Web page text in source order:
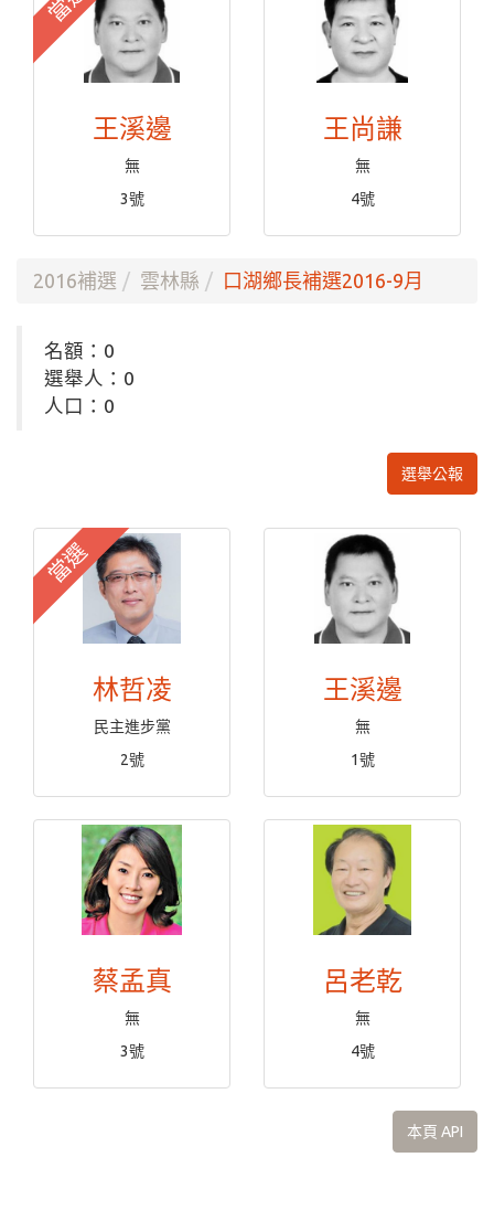
王溪邊
無
3號
王尚謙
無
4號
2016補選 雲林縣 口湖鄉長補選2016-9月
名額：0
選舉人：0
人口：0
選舉公報
當選
林哲凌
民主進步黨
2號
王溪邊
無
1號
蔡孟真
無
3號
呂老乾
無
4號
本頁 API